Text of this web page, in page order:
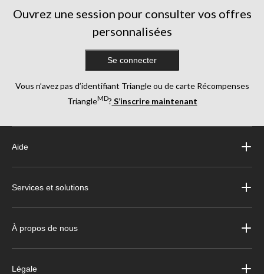
Ouvrez une session pour consulter vos offres
personnalisées
Se connecter
Vous n’avez pas d’identifiant Triangle ou de carte Récompenses
TriangleMD? S’inscrire maintenant
Aide
Services et solutions
À propos de nous
Légale